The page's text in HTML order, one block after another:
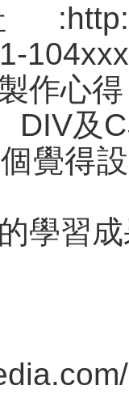
作心
DIV及
覺得
學習